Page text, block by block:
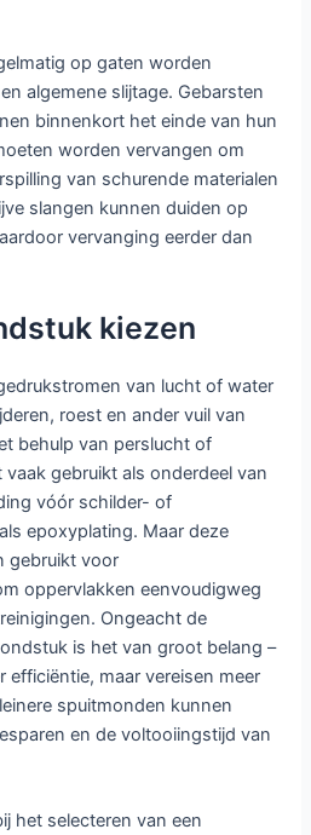
op gaten worden
algemene slijtage. Gebarsten
binnenkort het einde van hun
worden vervangen om
van schurende materialen
slangen kunnen duiden op
vervanging eerder dan
kiezen
van lucht of water
roest en ander vuil van
behulp van perslucht of
gebruikt als onderdeel van
vóór schilder- of
epoxyplating. Maar deze
gebruikt voor
oppervlakken eenvoudigweg
Ongeacht de
is het van groot belang –
efficiëntie, maar vereisen meer
spuitmonden kunnen
en de voltooiingstijd van
het selecteren van een